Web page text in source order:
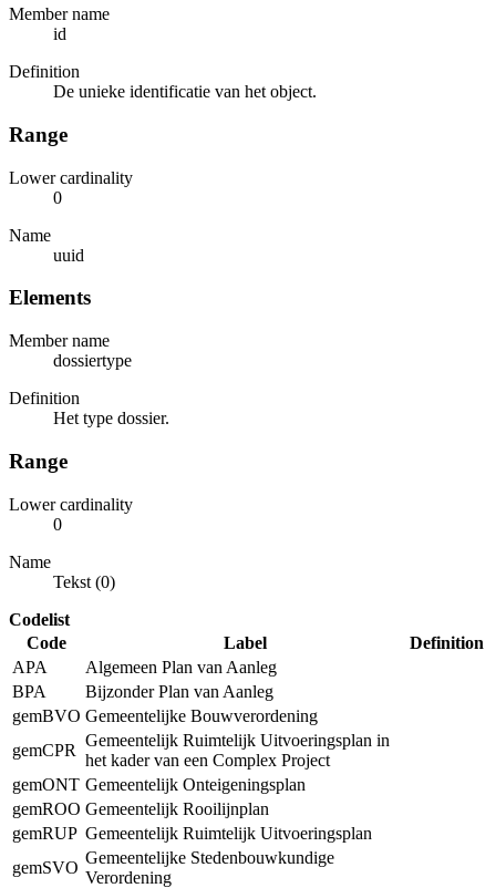
Member name
id
Definition
De unieke identificatie van het object.
Range
Lower cardinality
0
Name
uuid
Elements
Member name
dossiertype
Definition
Het type dossier.
Range
Lower cardinality
0
Name
Tekst (0)
Codelist
Code
Label
Definition
APA
Algemeen Plan van Aanleg
BPA
Bijzonder Plan van Aanleg
gemBVO Gemeentelijke Bouwverordening
gemCPR
Gemeentelijk Ruimtelijk Uitvoeringsplan in
het kader van een Complex Project
gemONT Gemeentelijk Onteigeningsplan
gemROO Gemeentelijk Rooilijnplan
gemRUP Gemeentelijk Ruimtelijk Uitvoeringsplan
gemSVO
Gemeentelijke Stedenbouwkundige
Verordening